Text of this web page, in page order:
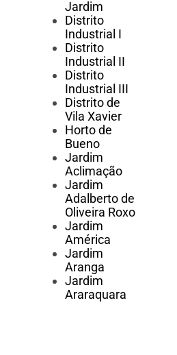
Jardim
Distrito
Industrial I
Distrito
Industrial II
Distrito
Industrial III
Distrito de
Vila Xavier
Horto de
Bueno
Jardim
Aclimação
Jardim
Adalberto de
Oliveira Roxo
Jardim
América
Jardim
Aranga
Jardim
Araraquara